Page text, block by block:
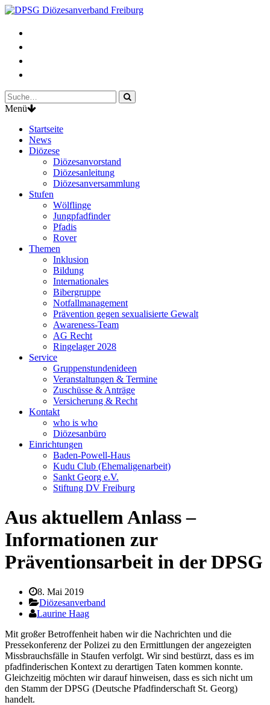
Menü
Startseite
News
Diözese
Diözesanvorstand
Diözesanleitung
Diözesanversammlung
Stufen
Wölflinge
Jungpfadfinder
Pfadis
Rover
Themen
Inklusion
Bildung
Internationales
Bibergruppe
Notfallmanagement
Prävention gegen sexualisierte Gewalt
Awareness-Team
AG Recht
Ringelager 2028
Service
Gruppenstundenideen
Veranstaltungen & Termine
Zuschüsse & Anträge
Versicherung & Recht
Kontakt
who is who
Diözesanbüro
Einrichtungen
Baden-Powell-Haus
Kudu Club (Ehemaligenarbeit)
Sankt Georg e.V.
Stiftung DV Freiburg
Aus aktuellem Anlass –
Informationen zur
Präventionsarbeit in der DPSG
8. Mai 2019
Diözesanverband
Laurine Haag
Mit großer Betroffenheit haben wir die Nachrichten und die
Pressekonferenz der Polizei zu den Ermittlungen der angezeigten
Missbrauchsfälle in Staufen verfolgt. Wir sind bestürzt, dass es im
pfadfinderischen Kontext zu derartigen Taten kommen konnte.
Gleichzeitig möchten wir darauf hinweisen, dass es sich nicht um
den Stamm der DPSG (Deutsche Pfadfinderschaft St. Georg)
handelt.